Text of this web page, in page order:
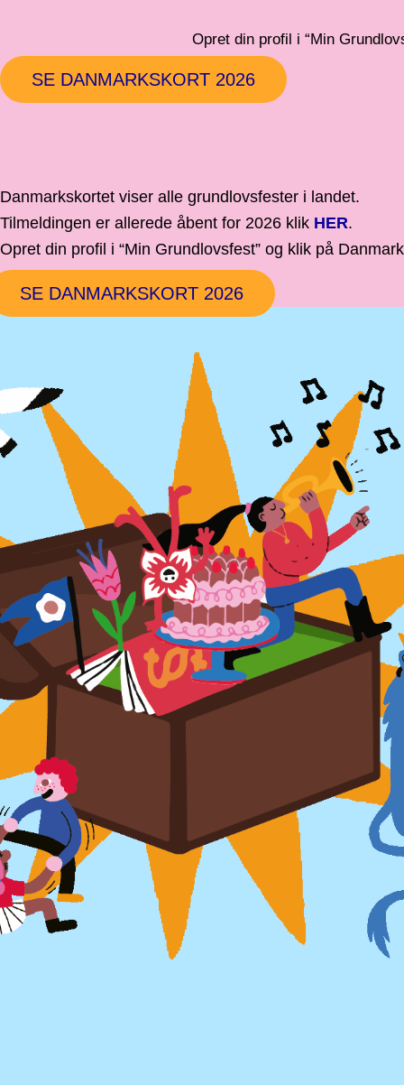
Opret din profil i “Min
SE DANMARKSKORT 2026
Danmarkskortet viser alle grundlovsfester i landet.
Tilmeldingen er allerede åbent for 2026 klik HER.
Opret din profil i “Min Grundlovsfest” og klik på
SE DANMARKSKORT 2026